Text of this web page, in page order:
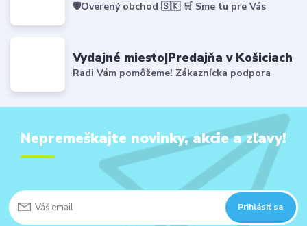
🛡️Overený obchod 🇸🇰 🛒 Sme tu pre Vás
Vydajné miesto|Predajňa v Košiciach
Radi Vám pomôžeme! Zákaznícka podpora
Nepremeškajte novinky, akcie a zľavy!
Prihlásiť sa